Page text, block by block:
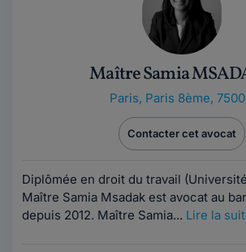
Maître Samia
Paris, Paris 8ème,
Contacter cet avocat
Diplômée en droit du travail
Maître Samia Msadak est avocat au
depuis 2012. Maître Samia... Lire la